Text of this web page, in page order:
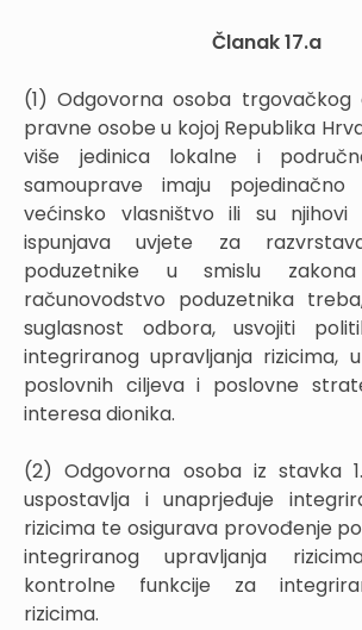
Članak 17.a
(1) Odgovorna osoba trgovačkog
pravne osobe u kojoj Republika
više jedinica lokalne i
samouprave imaju pojedinačno
većinsko vlasništvo ili su
ispunjava uvjete za
poduzetnike u smislu
računovodstvo poduzetnika
suglasnost odbora, usvojiti
integriranog upravljanja rizicima,
poslovnih ciljeva i poslovne
interesa dionika.
(2) Odgovorna osoba iz stavka
uspostavlja i unaprjeđuje
rizicima te osigurava provođenje
integriranog upravljanja
kontrolne funkcije za
rizicima.